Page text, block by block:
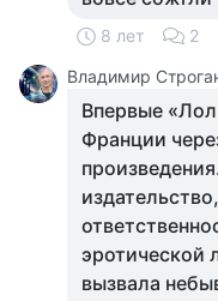
8 лет 2
Владимир
Впервые
Франции
эротической
вызвала